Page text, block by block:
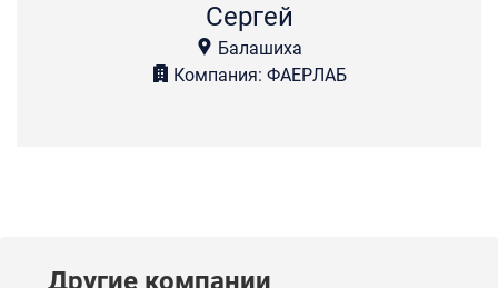
Сергей
Балашиха
Компания: ФАЕРЛАБ
Другие компании